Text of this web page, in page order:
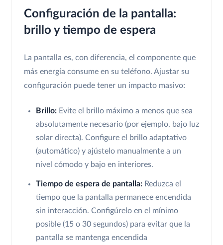
Configuración de la pantalla:
brillo y tiempo de espera
La pantalla es, con diferencia, el componente que
más energía consume en su teléfono. Ajustar su
configuración puede tener un impacto masivo:
Brillo: Evite el brillo máximo a menos que sea
absolutamente necesario (por ejemplo, bajo luz
solar directa). Configure el brillo adaptativo
(automático) y ajústelo manualmente a un
nivel cómodo y bajo en interiores.
Tiempo de espera de pantalla: Reduzca el
tiempo que la pantalla permanece encendida
sin interacción. Configúrelo en el mínimo
posible (15 o 30 segundos) para evitar que la
pantalla se mantenga encendida